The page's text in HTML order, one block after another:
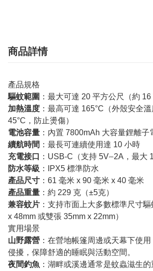
商品詳情
產品規格
驅蚊範圍 ：最大可達 20 平方公尺（約 16
加熱溫度 ：最高可達 165°C（外殼安全
45°C，防止燙傷）
電池容量 ：內置 7800mAh 大容量鋰離子
續航時間 ：最長可連續使用達 10 小時
充電接口
：USB-C（支持 5V⎓2A，最大
防水等級 ：IPX5 標準防水
產品尺寸 ：61 毫米 x 90 毫米 x 40 毫米
產品重量 ：約 229 克（±5克）
兼容蚊片 ：支持市面上大多數標準尺寸
x 48mm 或雙張 35mm x 22mm）
實用場景
山野露營 ：在營地帳篷周邊或天幕下使
侵擾，保障舒適的睡眠與活動空間。
夜間釣魚 ：湖畔或溪邊通常是蚊蟲滋生